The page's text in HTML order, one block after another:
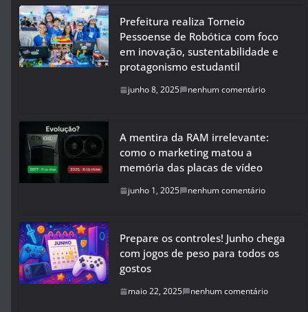
Prefeitura realiza Torneio
Pessoense de Robótica com foco
em inovação, sustentabilidade e
protagonismo estudantil
junho 8, 2025 nenhum comentário
A mentira da RAM irrelevante:
como o marketing matou a
memória das placas de vídeo
junho 1, 2025 nenhum comentário
Prepare os controles! Junho chega
com jogos de peso para todos os
gostos
maio 22, 2025 nenhum comentário